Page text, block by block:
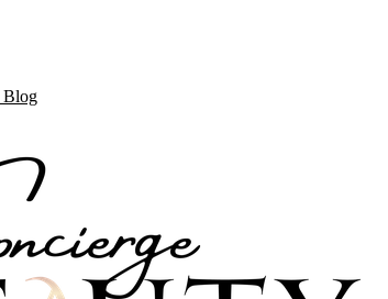
Blog